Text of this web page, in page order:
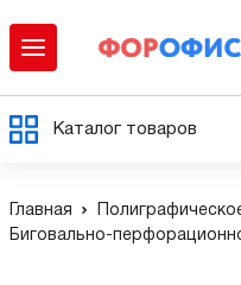
Каталог товаров
Главная
Биговально-